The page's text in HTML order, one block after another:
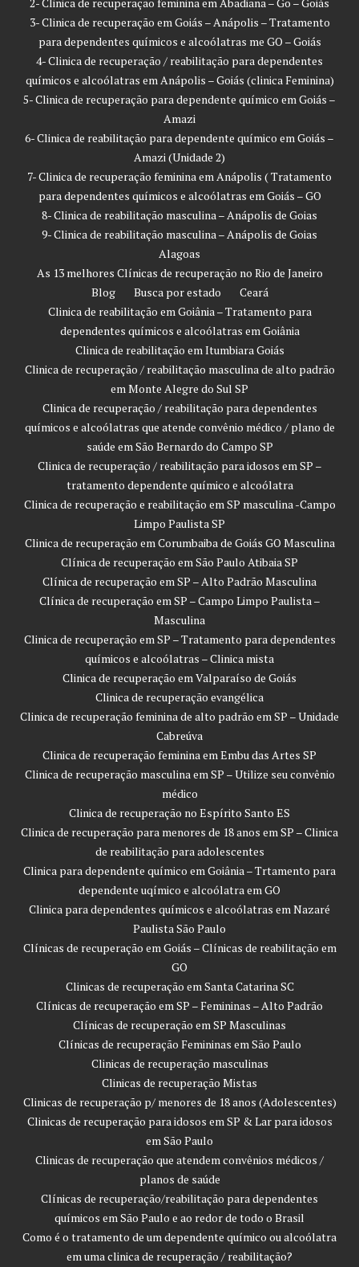
3- Clinica de recuperação em Goiás – Anápolis – Tratamento
para dependentes químicos e alcoólatras me GO – Goiás
4- Clinica de recuperação / reabilitação para dependentes
químicos e alcoólatras em Anápolis – Goiás (clinica Feminina)
5- Clinica de recuperação para dependente químico em Goiás –
Amazi
6- Clinica de reabilitação para dependente químico em Goiás –
Amazi (Unidade 2)
7- Clinica de recuperação feminina em Anápolis ( Tratamento
para dependentes químicos e alcoólatras em Goiás – GO
8- Clinica de reabilitação masculina – Anápolis de Goias
9- Clinica de reabilitação masculina – Anápolis de Goias
Alagoas
As 13 melhores Clínicas de recuperação no Rio de Janeiro
Blog
Busca por estado
Ceará
Clinica de reabilitação em Goiânia – Tratamento para
dependentes químicos e alcoólatras em Goiânia
Clinica de reabilitação em Itumbiara Goiás
Clinica de recuperação / reabilitação masculina de alto padrão
em Monte Alegre do Sul SP
Clinica de recuperação / reabilitação para dependentes
químicos e alcoólatras que atende convênio médico / plano de
saúde em São Bernardo do Campo SP
Clinica de recuperação / reabilitação para idosos em SP –
tratamento dependente químico e alcoólatra
Clinica de recuperação e reabilitação em SP masculina -Campo
Limpo Paulista SP
Clinica de recuperação em Corumbaiba de Goiás GO Masculina
Clínica de recuperação em São Paulo Atibaia SP
Clínica de recuperação em SP – Alto Padrão Masculina
Clínica de recuperação em SP – Campo Limpo Paulista –
Masculina
Clinica de recuperação em SP – Tratamento para dependentes
químicos e alcoólatras – Clinica mista
Clinica de recuperação em Valparaíso de Goiás
Clinica de recuperação evangélica
Clinica de recuperação feminina de alto padrão em SP – Unidade
Cabreúva
Clinica de recuperação feminina em Embu das Artes SP
Clinica de recuperação masculina em SP – Utilize seu convênio
médico
Clinica de recuperação no Espírito Santo ES
Clinica de recuperação para menores de 18 anos em SP – Clinica
de reabilitação para adolescentes
Clinica para dependente químico em Goiânia – Trtamento para
dependente uqímico e alcoólatra em GO
Clinica para dependentes químicos e alcoólatras em Nazaré
Paulista São Paulo
Clínicas de recuperação em Goiás – Clínicas de reabilitação em
GO
Clinicas de recuperação em Santa Catarina SC
Clínicas de recuperação em SP – Femininas – Alto Padrão
Clínicas de recuperação em SP Masculinas
Clínicas de recuperação Femininas em São Paulo
Clinicas de recuperação masculinas
Clinicas de recuperação Mistas
Clinicas de recuperação p/ menores de 18 anos (Adolescentes)
Clinicas de recuperação para idosos em SP & Lar para idosos
em São Paulo
Clinicas de recuperação que atendem convênios médicos /
planos de saúde
Clínicas de recuperação/reabilitação para dependentes
químicos em São Paulo e ao redor de todo o Brasil
Como é o tratamento de um dependente químico ou alcoólatra
em uma clinica de recuperação / reabilitação?